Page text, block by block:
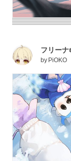
フリー
by PiOKO